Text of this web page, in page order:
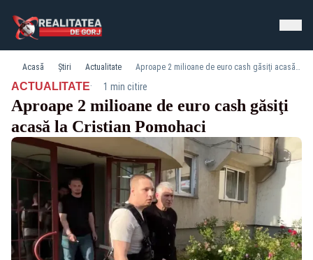
Acasă Știri Actualitate Aproape 2 milioane de euro cash găsiţi acasă la Cristian Pomohaci
ACTUALITATE· 1 min citire
Aproape 2 milioane de euro cash găsiţi
acasă la Cristian Pomohaci